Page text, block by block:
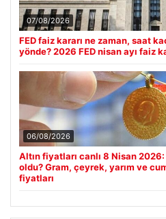
07/08/2026
FED faiz kararı ne zaman, saat
yönde? 2026 FED nisan ayı faiz
06/08/2026
Altın fiyatları canlı 8 Nisan
oldu? Gram, çeyrek, yarım ve
fiyatları